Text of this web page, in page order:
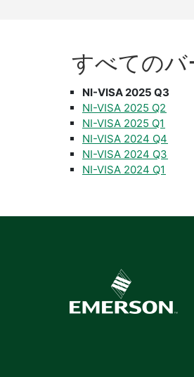
すべてのバ
NI-VISA 2025 Q3
NI-VISA 2025 Q2
NI-VISA 2025 Q1
NI-VISA 2024 Q4
NI-VISA 2024 Q3
NI-VISA 2024 Q1